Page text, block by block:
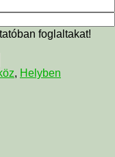
foglaltakat!
, Helyben